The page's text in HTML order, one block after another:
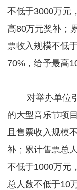
不低于3000万元
高80万元奖补；
票收入规模不低
70%，给予最高
对举办单位引
的大型音乐节项
且售票收入规模
补；累计售票总
不低于1000万元
总人数不低于10